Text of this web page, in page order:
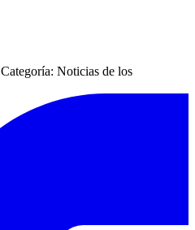
Categoría: Noticias de los